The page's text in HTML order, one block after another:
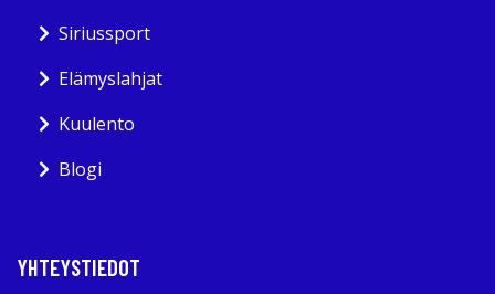
Siriussport
Elämyslahjat
Kuulento
Blogi
YHTEYSTIEDOT